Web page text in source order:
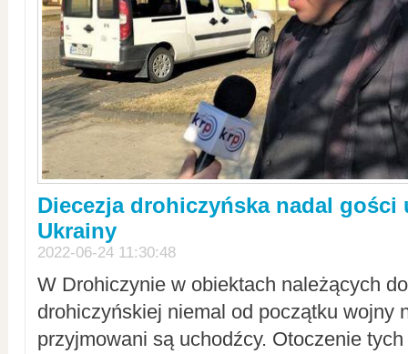
Diecezja drohiczyńska nadal gości
Ukrainy
2022-06-24 11:30:48
W Drohiczynie w obiektach należących
drohiczyńskiej niemal od początku wojny
przyjmowani są uchodźcy. Otoczenie